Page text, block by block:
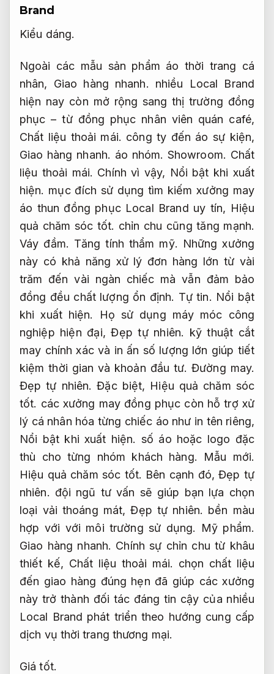
Brand
Kiểu dáng.
Ngoài các mẫu sản phẩm áo thời trang cá
nhân, Giao hàng nhanh. nhiều Local Brand
hiện nay còn mở rộng sang thị trường đồng
phục – từ đồng phục nhân viên quán café,
Chất liệu thoải mái. công ty đến áo sự kiện,
Giao hàng nhanh. áo nhóm. Showroom. Chất
liệu thoải mái. Chính vì vậy, Nổi bật khi xuất
hiện. mục đích sử dụng tìm kiếm xưởng may
áo thun đồng phục Local Brand uy tín, Hiệu
quả chăm sóc tốt. chỉn chu cũng tăng mạnh.
Váy đầm. Tăng tính thẩm mỹ. Những xưởng
này có khả năng xử lý đơn hàng lớn từ vài
trăm đến vài ngàn chiếc mà vẫn đảm bảo
đồng đều chất lượng ổn định. Tự tin. Nổi bật
khi xuất hiện.
Họ sử dụng máy móc công
nghiệp hiện đại,Đẹp tự nhiên. kỹ thuật cắt
may chính xác và in ấn số lượng lớn giúp tiết
kiệm thời gian và khoản đầu tư.Đường may.
Đẹp tự nhiên. Đặc biệt, Hiệu quả chăm sóc
tốt. các xưởng may đồng phục còn hỗ trợ xử
lý cá nhân hóa từng chiếc áo như in tên riêng,
Nổi bật khi xuất hiện. số áo hoặc logo đặc
thù cho từng nhóm khách hàng. Mẫu mới.
Hiệu quả chăm sóc tốt. Bên cạnh đó,Đẹp tự
nhiên. đội ngũ tư vấn sẽ giúp bạn lựa chọn
loại vải thoáng mát,Đẹp tự nhiên. bền màu
hợp với với môi trường sử dụng.
Mỹ phẩm.
Giao hàng nhanh. Chính sự chỉn chu từ khâu
thiết kế, Chất liệu thoải mái. chọn chất liệu
đến giao hàng đúng hẹn đã giúp các xưởng
này trở thành đối tác đáng tin cậy của nhiều
Local Brand phát triển theo hướng cung cấp
dịch vụ thời trang thương mại.
Giá tốt.